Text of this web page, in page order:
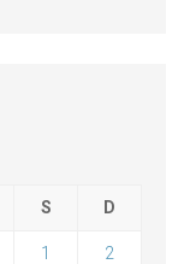
S D
1 2